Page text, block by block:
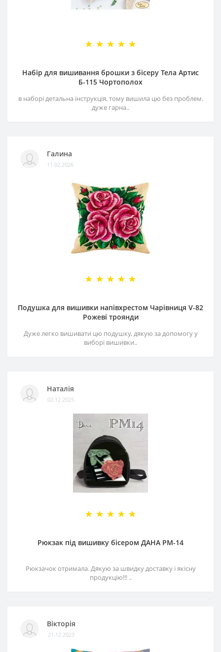
Набір для вишивання брошки з бісеру Тела Артис
Б-115 Чортополох
в наборі детальна інструкція, тому вишила цю без проблем.
дуже гарна..
Галина
11.02.2026
Подушка для вишивки напівхрестом Чарівниця V-82
Рожеві троянди
Дуже легко вишивати цю подушку, дякую за допомогу у
виборі вишивки..
Наталія
02.12.2025
Рюкзак під вишивку бісером ДАНА РМ-14
Рюкзачок отримала. Дякую за швидку доставку і якісну
продукцію!!! ..
Вікторія
21.12.2023